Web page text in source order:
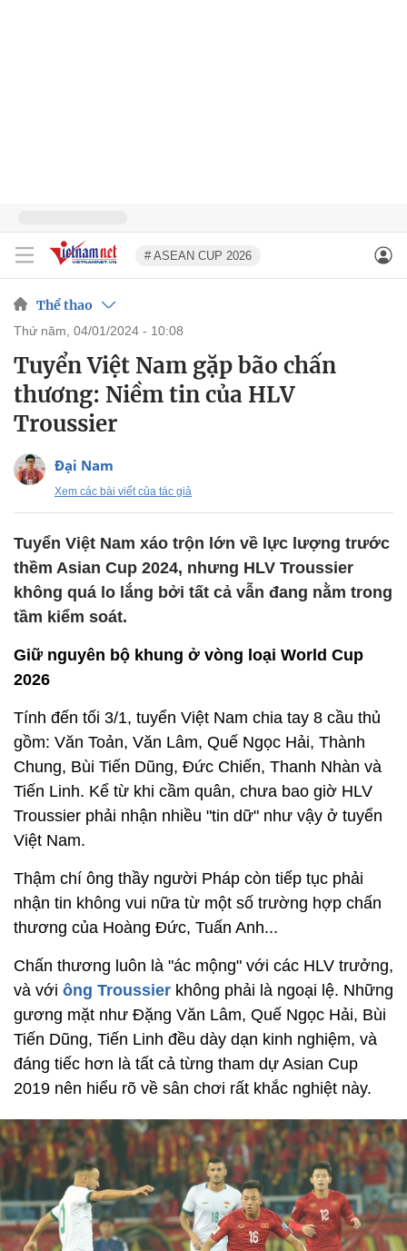
# ASEAN CUP 2026
Thể thao
thứ năm, 04/01/2024 - 10:08
Tuyển Việt Nam gặp bão chấn
thương: Niềm tin của HLV
Troussier
Đại Nam
Xem các bài viết của tác giả
Tuyển Việt Nam xáo trộn lớn về lực lượng trước
thềm Asian Cup 2024, nhưng HLV Troussier
không quá lo lắng bởi tất cả vẫn đang nằm trong
tầm kiểm soát.
Giữ nguyên bộ khung ở vòng loại World Cup
2026
Tính đến tối 3/1, tuyển Việt Nam chia tay 8 cầu thủ
gồm: Văn Toản, Văn Lâm, Quế Ngọc Hải, Thành
Chung, Bùi Tiến Dũng, Đức Chiến, Thanh Nhàn và
Tiến Linh. Kể từ khi cầm quân, chưa bao giờ HLV
Troussier phải nhận nhiều "tin dữ" như vậy ở tuyển
Việt Nam.
Thậm chí ông thầy người Pháp còn tiếp tục phải
nhận tin không vui nữa từ một số trường hợp chấn
thương của Hoàng Đức, Tuấn Anh...
Chấn thương luôn là "ác mộng" với các HLV trưởng,
và với ông Troussier không phải là ngoại lệ. Những
gương mặt như Đặng Văn Lâm, Quế Ngọc Hải, Bùi
Tiến Dũng, Tiến Linh đều dày dạn kinh nghiệm, và
đáng tiếc hơn là tất cả từng tham dự Asian Cup
2019 nên hiểu rõ về sân chơi rất khắc nghiệt này.